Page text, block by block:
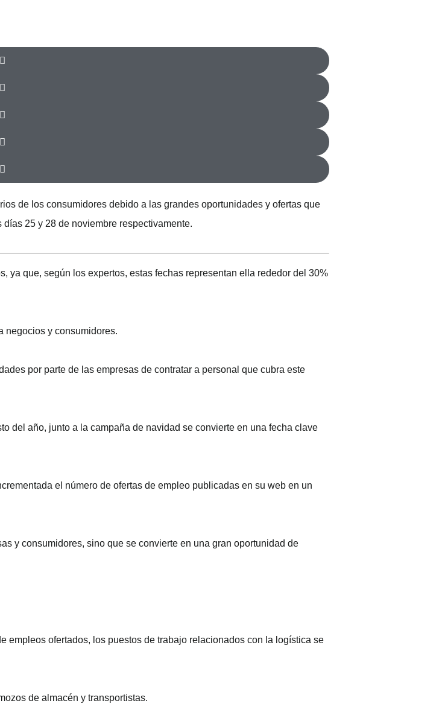
de los consumidores debido a las grandes oportunidades y ofertas que
25 y 28 de noviembre respectivamente.
ya que, según los expertos, estas fechas representan ella rededor del 30%
negocios y consumidores.
por parte de las empresas de contratar a personal que cubra este
del año, junto a la campaña de navidad se convierte en una fecha clave
el número de ofertas de empleo publicadas en su web en un
y consumidores, sino que se convierte en una gran oportunidad de
empleos ofertados, los puestos de trabajo relacionados con la logística se
de almacén y transportistas.